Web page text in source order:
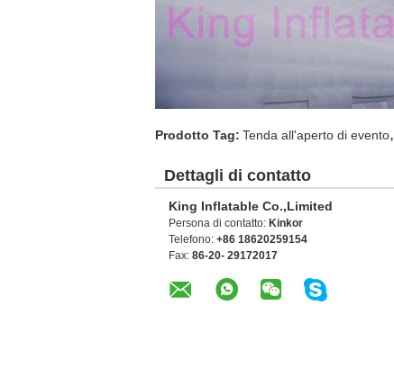
Prodotto Tag: Tenda all'aperto di evento,
Dettagli di contatto
King Inflatable Co.,Limited
Persona di contatto: Kinkor
Telefono: +86 18620259154
Fax: 86-20- 29172017